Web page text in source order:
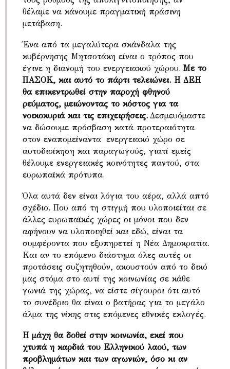
θέλαμε να κάνουμε πραγματική πράσινη
μετάβαση.
Ένα από τα μεγαλύτερα σκάνδαλα της
κυβέρνησης Μητσοτάκη είναι ο τρόπος που
έγινε η διανομή του ενεργειακού χώρου. Με το
ΠΑΣΟΚ, και αυτό το πάρτι τελειώνει. Η ΔΕΗ
θα επικεντρωθεί στην παροχή φθηνού
ρεύματος, μειώνοντας το κόστος για τα
νοικοκυριά και τις επιχειρήσεις. Δεσμευόμαστε
να δώσουμε πρόσβαση κατά προτεραιότητα
στον εναπομείναντα ενεργειακό χώρο σε
αυτοδιοίκηση και παραγωγούς, γιατί εμείς
θέλουμε ενεργειακές κοινότητες παντού, στα
ευρωπαϊκά πρότυπα.
Όλα αυτά δεν είναι λόγια του αέρα, αλλά απτό
σχέδιο. Που από τη στιγμή που υλοποιείται σε
άλλες ευρωπαϊκές χώρες οι μόνοι που δεν
αφήνουν να υλοποιηθεί και εδώ, είναι τα
συμφέροντα που εξυπηρετεί η Νέα Δημοκρατία.
Και αν το επόμενο διάστημα όλες αυτές οι
προτάσεις συζητηθούν, ακουστούν από το δικό
μας στόμα στο αυτί της κοινωνίας σε κάθε
γωνιά της χώρας, να είστε σίγουροι ότι αυτό
το συνέδριο θα είναι ο βατήρας για το μεγάλο
άλμα της νίκης στις επόμενες εθνικές εκλογές.
Η μάχη θα δοθεί στην κοινωνία, εκεί που
χτυπά η καρδιά του Ελληνικού λαού, των
προβλημάτων και των αγωνιών, όσο κι αν